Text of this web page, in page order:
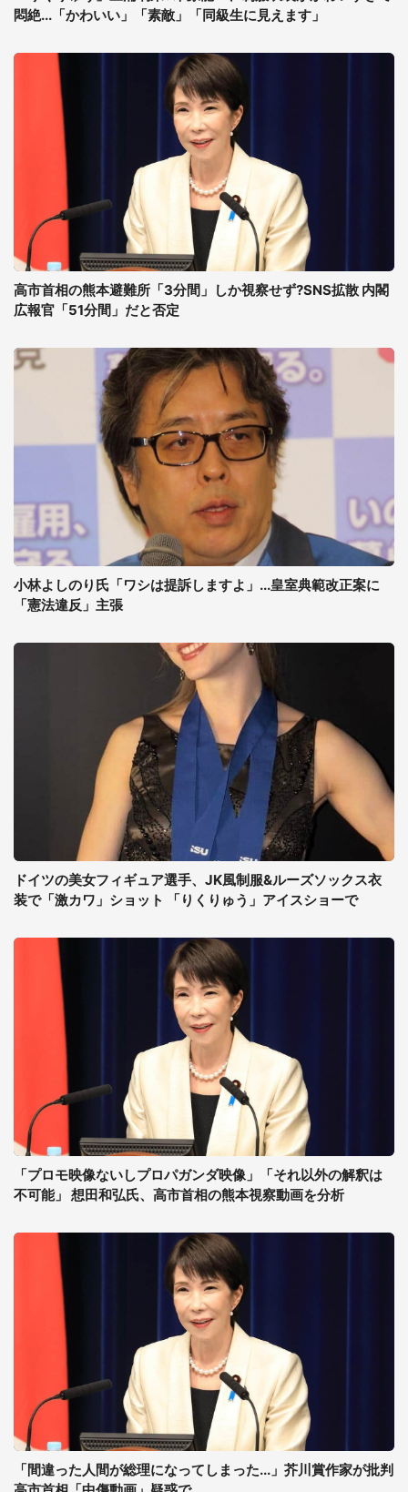
悶絶...「かわいい」「素敵」「同級生に見えます」
高市首相の熊本避難所「3分間」しか視察せず?SNS拡散 内閣
広報官「51分間」だと否定
小林よしのり氏「ワシは提訴しますよ」...皇室典範改正案に
「憲法違反」主張
ドイツの美女フィギュア選手、JK風制服&ルーズソックス衣
装で「激カワ」ショット 「りくりゅう」アイスショーで
「プロモ映像ないしプロパガンダ映像」「それ以外の解釈は
不可能」 想田和弘氏、高市首相の熊本視察動画を分析
「間違った人間が総理になってしまった...」芥川賞作家が批判